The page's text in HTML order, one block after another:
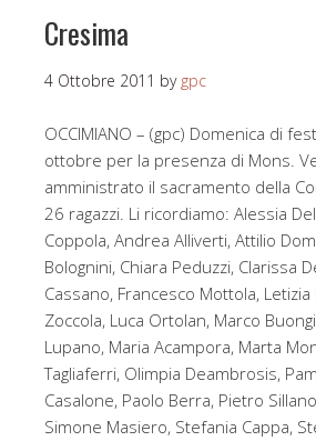
Cresima
4 Ottobre 2011 by gpc
OCCIMIANO – (gpc) Domenica di
ottobre per la presenza di Mons.
amministrato il sacramento della
26 ragazzi. Li ricordiamo: Alessia
Coppola, Andrea Alliverti, Attilio
Bolognini, Chiara Peduzzi, Clarissa
Cassano, Francesco Mottola,
Zoccola, Luca Ortolan, Marco
Lupano, Maria Acampora, Marta
Tagliaferri, Olimpia Deambrosis,
Casalone, Paolo Berra, Pietro
Simone Masiero, Stefania Cappa,